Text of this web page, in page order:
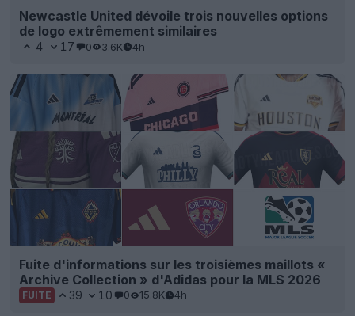
Newcastle United dévoile trois nouvelles options
de logo extrêmement similaires
4 17 0 3.6K 4h
Fuite d'informations sur les troisièmes maillots «
Archive Collection » d'Adidas pour la MLS 2026
FUITE 39 10 0 15.8K 4h